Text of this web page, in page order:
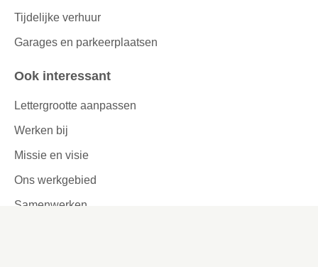
Tijdelijke verhuur
Garages en parkeerplaatsen
Ook interessant
Lettergrootte aanpassen
Werken bij
Missie en visie
Ons werkgebied
Samenwerken